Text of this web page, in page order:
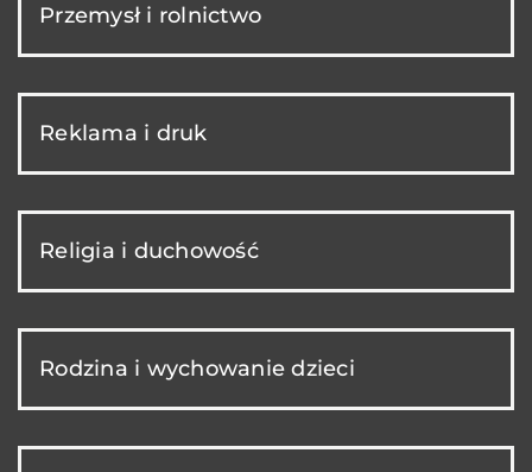
Przemysł i rolnictwo
Reklama i druk
Religia i duchowość
Rodzina i wychowanie dzieci